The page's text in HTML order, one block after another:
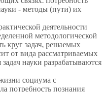
- методы (пути) их
деятельности
методологической
круг задач, решаемых
от вида рассматриваемых
науки разрабатываются
социума с
потребность познания